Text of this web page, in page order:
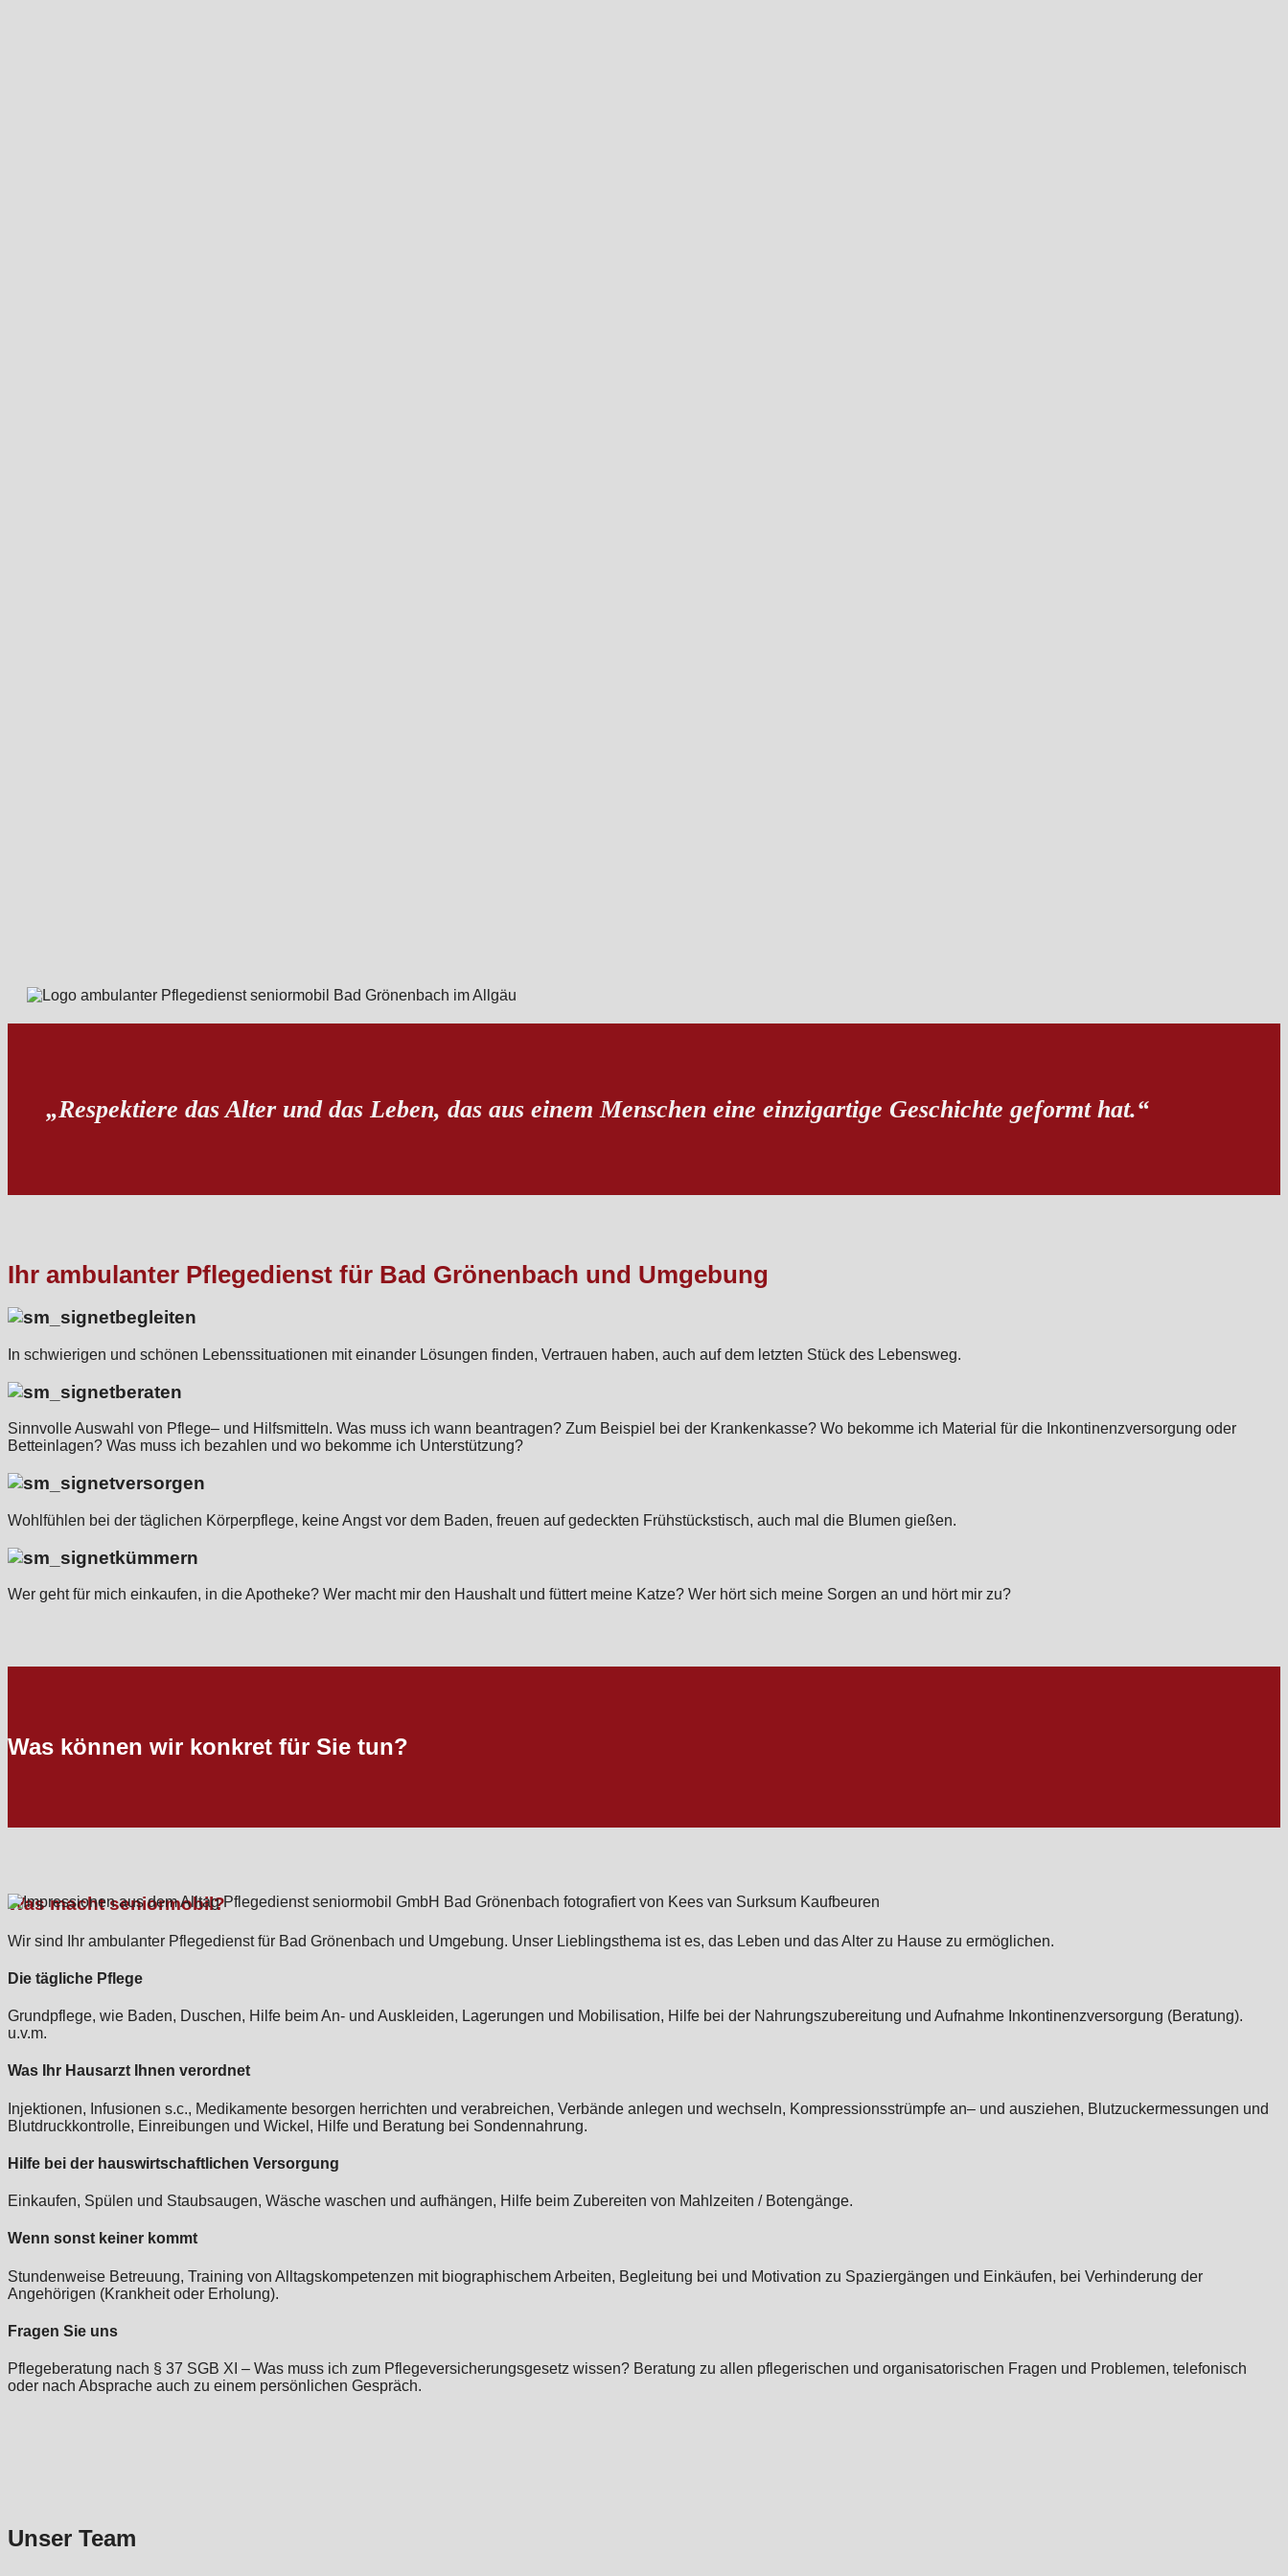
„Respektiere das Alter und das Leben, das aus einem Menschen eine einzigartige Geschichte geformt hat.“
Ihr ambulanter Pflegedienst für Bad Grönenbach und Umgebung
begleiten
In schwierigen und schönen Lebenssituationen mit einander Lösungen finden, Vertrauen haben, auch auf dem letzten Stück des Lebensweg.
beraten
Sinnvolle Auswahl von Pflege– und Hilfsmitteln. Was muss ich wann beantragen? Zum Beispiel bei der Krankenkasse? Wo bekomme ich Material für die Inkontinenzversorgung oder
Betteinlagen? Was muss ich bezahlen und wo bekomme ich Unterstützung?
versorgen
Wohlfühlen bei der täglichen Körperpflege, keine Angst vor dem Baden, freuen auf gedeckten Frühstückstisch, auch mal die Blumen gießen.
kümmern
Wer geht für mich einkaufen, in die Apotheke? Wer macht mir den Haushalt und füttert meine Katze? Wer hört sich meine Sorgen an und hört mir zu?
Was können wir konkret für Sie tun?
Was macht seniormobil?
Wir sind Ihr ambulanter Pflegedienst für Bad Grönenbach und Umgebung. Unser Lieblingsthema ist es, das Leben und das Alter zu Hause zu ermöglichen.
Die tägliche Pflege
Grundpflege, wie Baden, Duschen, Hilfe beim An- und Auskleiden, Lagerungen und Mobilisation, Hilfe bei der Nahrungszubereitung und Aufnahme Inkontinenzversorgung (Beratung).
u.v.m.
Was Ihr Hausarzt Ihnen verordnet
Injektionen, Infusionen s.c., Medikamente besorgen herrichten und verabreichen, Verbände anlegen und wechseln, Kompressionsstrümpfe an– und ausziehen, Blutzuckermessungen und
Blutdruckkontrolle, Einreibungen und Wickel, Hilfe und Beratung bei Sondennahrung.
Hilfe bei der hauswirtschaftlichen Versorgung
Einkaufen, Spülen und Staubsaugen, Wäsche waschen und aufhängen, Hilfe beim Zubereiten von Mahlzeiten / Botengänge.
Wenn sonst keiner kommt
Stundenweise Betreuung, Training von Alltagskompetenzen mit biographischem Arbeiten, Begleitung bei und Motivation zu Spaziergängen und Einkäufen, bei Verhinderung der
Angehörigen (Krankheit oder Erholung).
Fragen Sie uns
Pflegeberatung nach § 37 SGB XI – Was muss ich zum Pflegeversicherungsgesetz wissen? Beratung zu allen pflegerischen und organisatorischen Fragen und Problemen, telefonisch
oder nach Absprache auch zu einem persönlichen Gespräch.
Unser Team